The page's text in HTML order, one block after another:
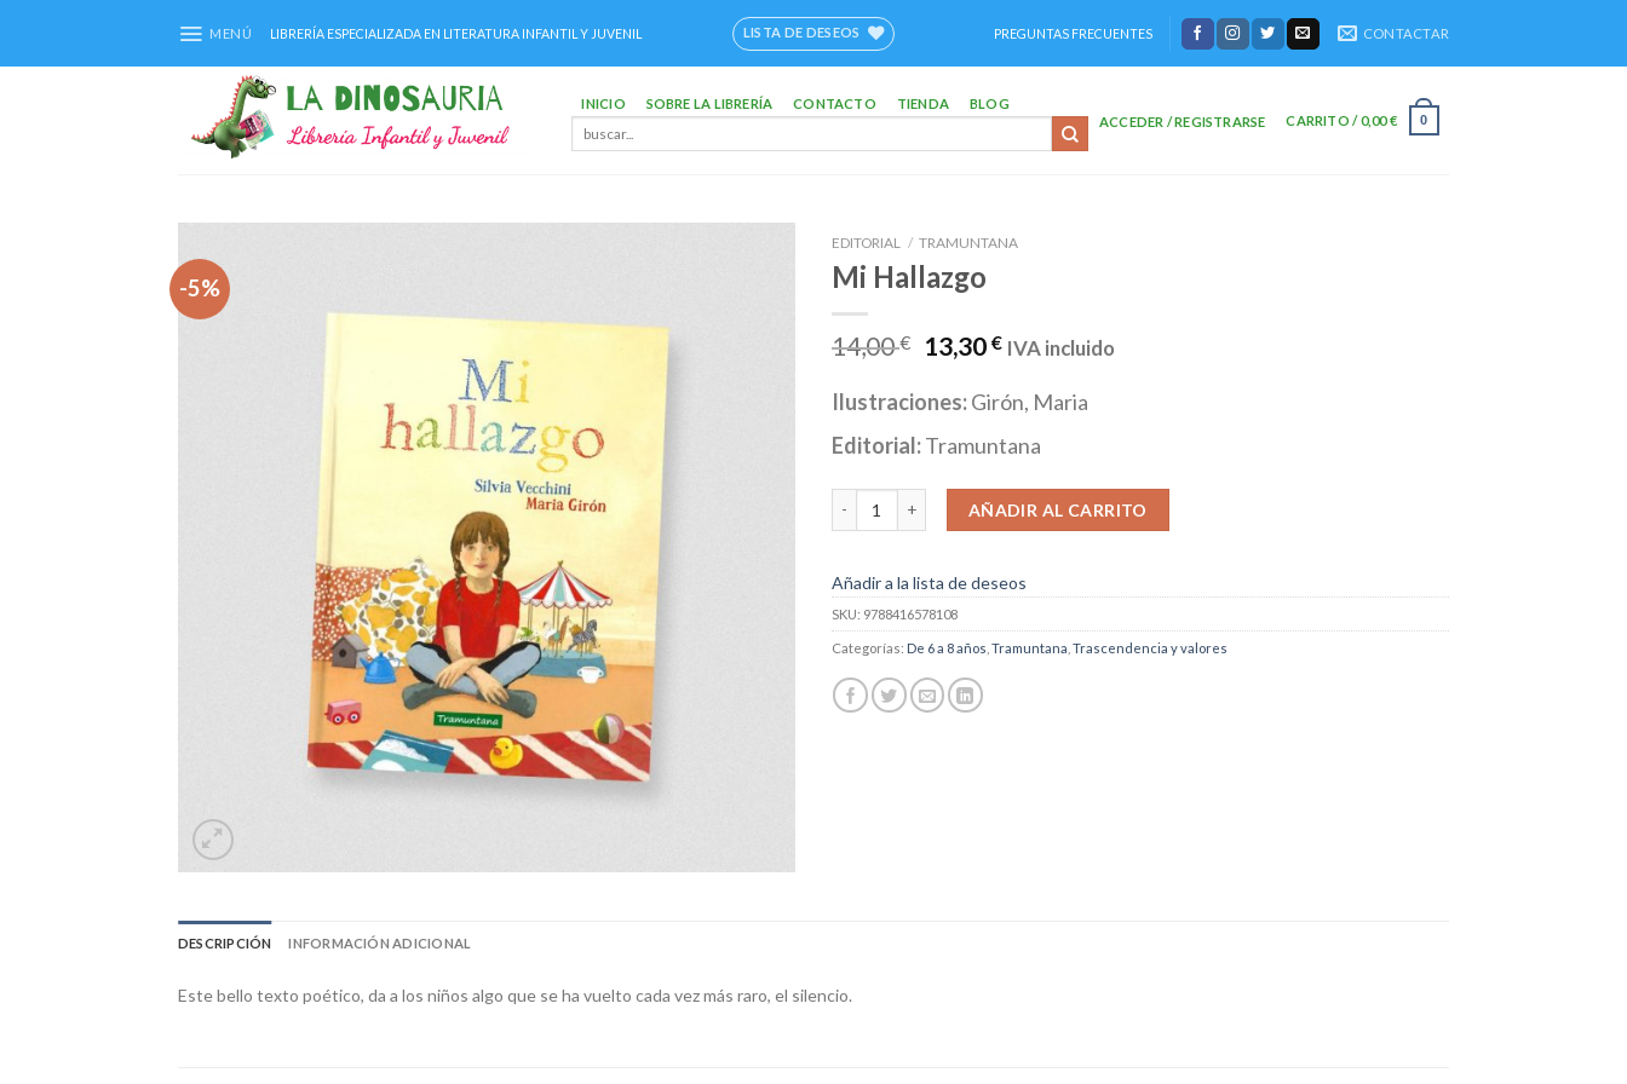
contenido
MENÚ LIBRERÍA ESPECIALIZADA EN LITERATURA INFANTIL Y JUVENIL LISTA DE DESEOS PREGUNTAS FRECUENTES CONTACTAR
INICIO SOBRE LA LIBRERÍA CONTACTO TIENDA
BLOG
Buscar
ACCEDER / REGISTRARSE CARRITO /0,00€ 0
-5%
EDITORIAL / TRAMUNTANA
Mi Hallazgo
14,00€ 13,30€ IVA incluido
Ilustraciones:Girón, Maria
Editorial:Tramuntana
Mi Hallazgo cantidad
AÑADIR AL CARRITO
Añadir a la lista de deseos
SKU: 9788416578108
Categorías: De 6 a 8 años Tramuntana Trascendencia y valores
DESCRIPCIÓN INFORMACIÓN ADICIONAL
Este bello texto poético, da a los niños algo que se ha vuelto cada vez más raro, el silencio.